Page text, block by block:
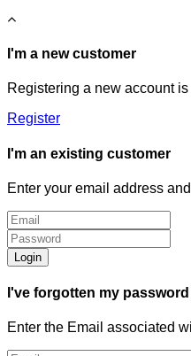
I'm a new customer
Registering a new account
Register
I'm an existing customer
Enter your email address
Login
I've forgotten my password
Enter the Email associated